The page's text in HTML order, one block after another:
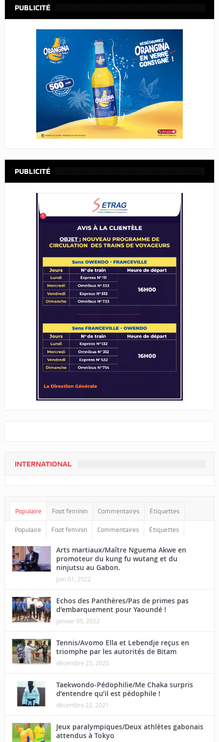
PUBLICITÉ
PUBLICITÉ
INTERNATIONAL
Populaire Foot feminin Commentaires Étiquettes
Populaire Foot feminin Commentaires Étiquettes
Arts martiaux/Maître Nguema Akwe en
promoteur du kung fu wutang et du
ninjutsu au Gabon.
juin 01, 2022
Echos des Panthères/Pas de primes pas
d’embarquement pour Yaoundé !
janvier 05, 2022
Tennis/Avomo Ella et Lebendje reçus en
triomphe par les autorités de Bitam
décembre 25, 2020
Taekwondo-Pédophilie/Me Chaka surpris
d’entendre qu’il est pédophile !
décembre 22, 2021
Jeux paralympiques/Deux athlètes gabonais
attendus à Tokyo